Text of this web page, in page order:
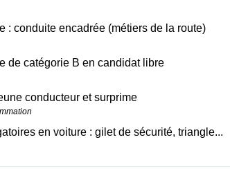
: conduite encadrée (métiers de la route)
de catégorie B en candidat libre
conducteur et surprime
en voiture : gilet de sécurité, triangle...